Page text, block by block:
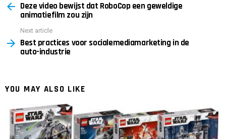
more Deze video bewijst dat RoboCop een geweldige
animatiefilm zou zijn
Next article
Best practices voor socialemediamarketing in de
auto-industrie
YOU MAY ALSO LIKE